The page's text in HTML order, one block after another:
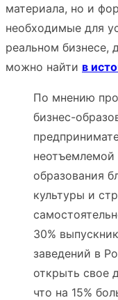
материала, но и
необходимые для
реальном бизнесе,
можно найти в
По мнению
бизнес-
неотъемлемой
образования
культуры и
30%
заведений в
открыть свое
что на 15%